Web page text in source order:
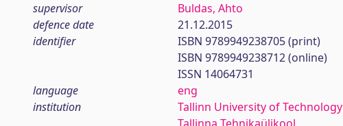
supervisor
Buldas, Ahto
defence date
21.12.2015
identifier
ISBN 9789949238705 (print)
ISBN 9789949238712 (online)
ISSN 14064731
language
eng
institution
Tallinn University of Technology